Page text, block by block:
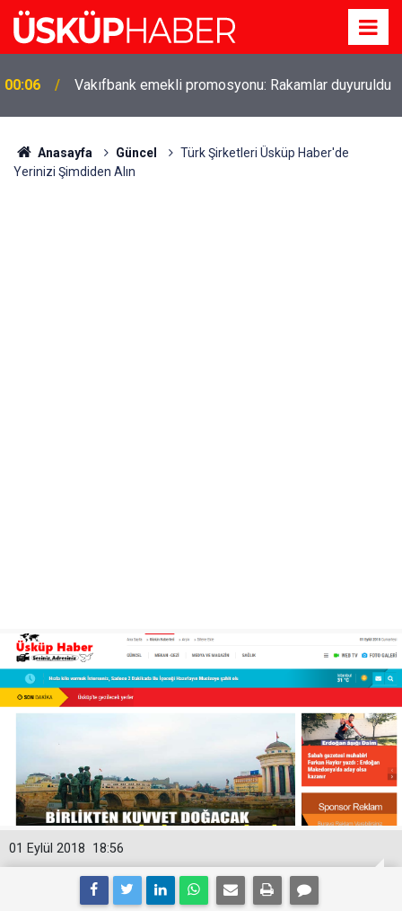
19:21
Gözde oldu! Hem köy hem mahalle hayatı iç içe!
İzmir'deki doğal semt
Anasayfa Güncel
Türk Şirketleri Üsküp Haber'de
Yerinizi Şimdiden Alın
18:56
01 Eylül 2018